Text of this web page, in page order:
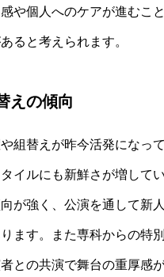
や個人へのケアが進むこ
ると考えられます。
えの傾向
組替えが昨今活発になっ
イルにも新鮮さが増して
が強く、公演を通して新
ます。また専科からの特
との共演で舞台の重厚感